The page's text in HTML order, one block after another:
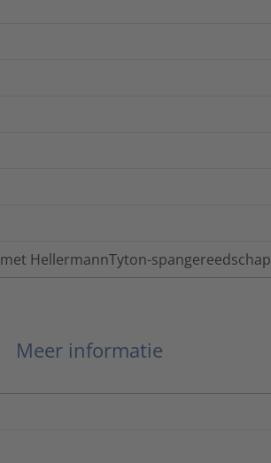
HellermannTyton-spangereedschap
Meer informatie